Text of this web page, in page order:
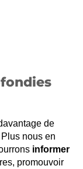
de
nous en
informer
promouvoir